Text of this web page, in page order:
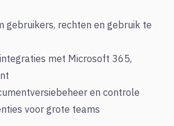
gebruikers, rechten en gebruik te
met Microsoft 365,
en controle
voor grote teams